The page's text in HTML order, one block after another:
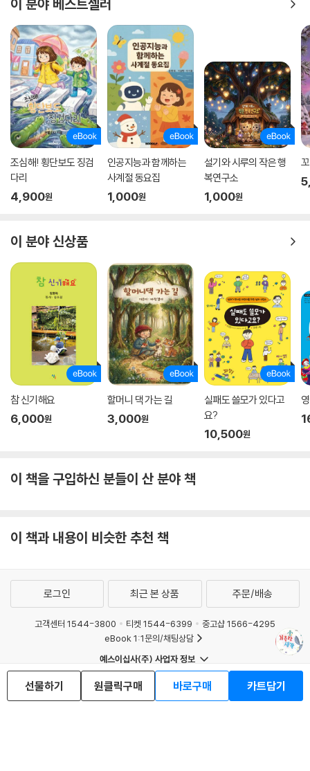
이 분야 베스트셀러
조심해! 횡단보도 징검
다리
4,900원
인공지능과 함께하는
사계절 동요집
1,000원
설기와 시루의 작은 행
복연구소
1,000원
이 분야 신상품
참 신기해요
6,000원
할머니 댁 가는 길
3,000원
실패도 쓸모가 있다고
요?
10,500원
이 책을 구입하신 분들이 산 분야 책
이 책과 내용이 비슷한 추천 책
선물하기 원클릭구매 바로구매 카트담기
로그인 최근 본 상품 주문/배송
고객센터 1544-3800 티켓 1544-6399
중고샵 1566-4295
eBook 1:1문의/채팅상담
예스이십사(주) 사업자 정보
이용약관
개인정보처리방침
청소년보호정책
PC버전
회사소개
거래처관계자께